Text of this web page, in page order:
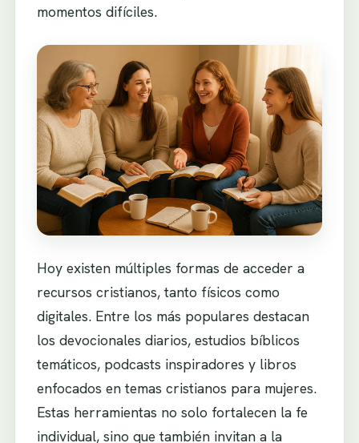
momentos difíciles.
Hoy existen múltiples formas de acceder a
recursos cristianos, tanto físicos como
digitales. Entre los más populares destacan
los devocionales diarios, estudios bíblicos
temáticos, podcasts inspiradores y libros
enfocados en temas cristianos para mujeres.
Estas herramientas no solo fortalecen la fe
individual, sino que también invitan a la